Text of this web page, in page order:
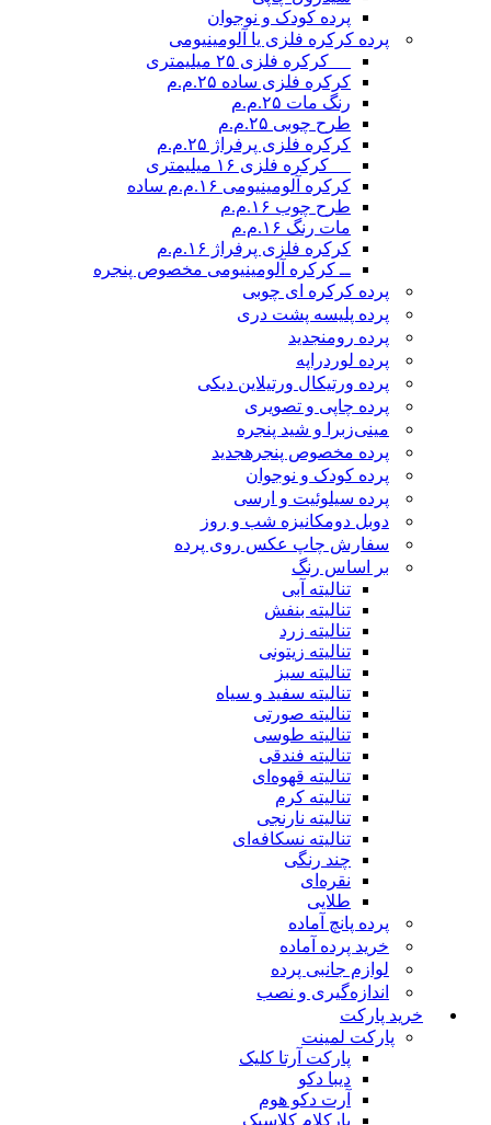
پرده کودک و نوجوان
پرده کرکره فلزی یا آلومینیومی
__ کرکره فلزی ۲۵ میلیمتری
کرکره فلزی ساده ۲۵.م.م
رنگ مات ۲۵.م.م
طرح چوبی ۲۵.م.م
کرکره فلزی پرفراژ ۲۵.م.م
__ کرکره فلزی ۱۶ میلیمتری
کرکره آلومینیومی ۱۶.م.م ساده
طرح چوب ۱۶.م.م
مات رنگ ۱۶.م.م
کرکره فلزی پرفراژ ۱۶.م.م
ــ کرکره آلومینیومی مخصوص پنجره
پرده کرکره ای چوبی
پرده پلیسه پشت دری
پرده رومنجدید
پرده لوردراپه
پرده ورتیکال ورتیلاین دیکی
پرده چاپی و تصویری
مینی‌زبرا و شید پنجره
پرده مخصوص پنجرهجدید
پرده کودک و نوجوان
پرده سیلوئیت و ارسی
دوبل دومکانیزه شب و روز
سفارش چاپ عکس روی پرده
بر اساس رنگ
تنالیته آبی
تنالیته بنفش
تنالیته زرد
تنالیته زیتونی
تنالیته سبز
تنالیته سفید و سیاه
تنالیته صورتی
تنالیته طوسی
تنالیته فندقی
تنالیته قهوه‌ای
تنالیته کرم
تنالیته نارنجی
تنالیته نسکافه‌ای
چند رنگی
نقره‌ای
طلایی
پرده پانچ آماده
خرید پرده آماده
لوازم جانبی پرده
اندازه‌گیری و نصب
خرید پارکت
پارکت لمینت
پارکت آرتا کلیک
دیبا دکو
آرت دکو هوم
پارکلام کلاسیک